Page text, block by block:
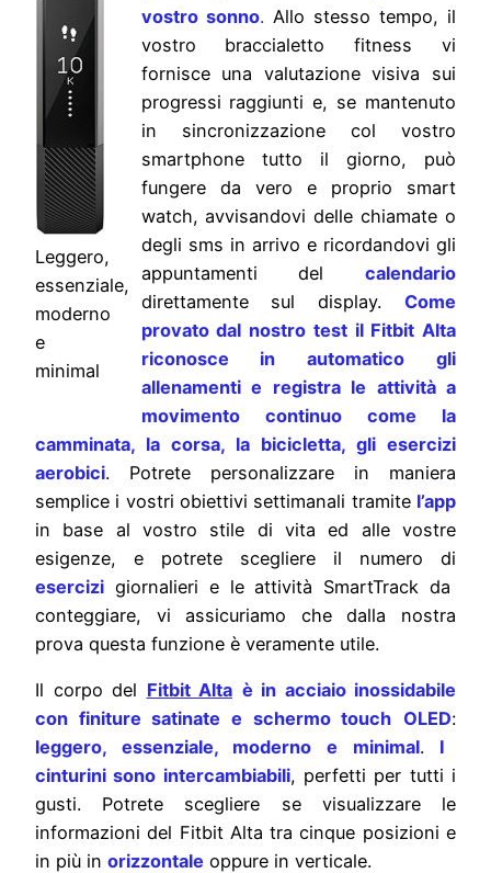
Leggero,
essenziale,
moderno
e
minimal
vostro sonno. Allo stesso tempo, il
vostro braccialetto fitness vi
fornisce una valutazione visiva sui
progressi raggiunti e, se mantenuto
in sincronizzazione col vostro
smartphone tutto il giorno, può
fungere da vero e proprio smart
watch, avvisandovi delle chiamate o
degli sms in arrivo e ricordandovi gli
appuntamenti del calendario
direttamente sul display. Come
provato dal nostro test il Fitbit Alta
riconosce in automatico gli
allenamenti e registra le attività a
movimento continuo come la
camminata, la corsa, la bicicletta, gli esercizi
aerobici. Potrete personalizzare in maniera
semplice i vostri obiettivi settimanali tramite l’app
in base al vostro stile di vita ed alle vostre
esigenze, e potrete scegliere il numero di
esercizi giornalieri e le attività SmartTrack da
conteggiare, vi assicuriamo che dalla nostra
prova questa funzione è veramente utile.
Il corpo del Fitbit Alta è in acciaio inossidabile
con finiture satinate e schermotouch OLED:
leggero, essenziale, moderno e minimal. I
cinturini sono intercambiabili, perfetti per tutti i
gusti. Potrete scegliere se visualizzare le
informazioni del Fitbit Alta tra cinque posizioni e
in più in orizzontale oppure in verticale.